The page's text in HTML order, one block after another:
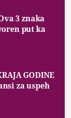
3 znaka
put ka
GODINE
za uspeh